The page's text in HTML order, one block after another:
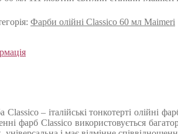
Фарби олійні Classico 60 мл Maimeri
– італійські тонкотерті олійні
фарб Classico використовується